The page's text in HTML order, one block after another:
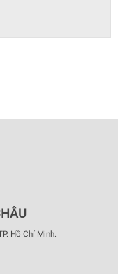
Hồ Chí Minh.